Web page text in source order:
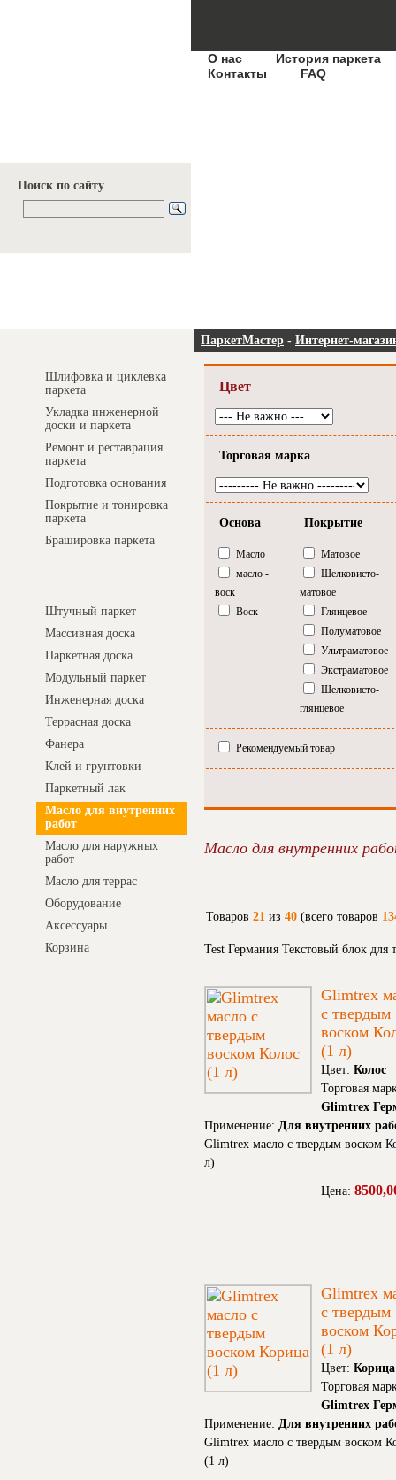
Поиск по сайту
О нас
История паркета
Контакты
FAQ
Шлифовка и циклевка
паркета
Укладка инженерной
доски и паркета
Ремонт и реставрация
паркета
Подготовка основания
Покрытие и тонировка
паркета
Брашировка паркета
Штучный паркет
Массивная доска
Паркетная доска
Модульный паркет
Инженерная доска
Террасная доска
Фанера
Клей и грунтовки
Паркетный лак
Масло для внутренних
работ
Масло для наружных
работ
Масло для террас
Оборудование
Аксессуары
Корзина
ПаркетМастер - Интернет-
Цвет
Торговая марка
Основа
Масло
масло -
воск
Воск
Покрытие
Матовое
Шелковисто-
матовое
Глянцевое
Полуматовое
Ультраматовое
Экстраматовое
Шелковисто-
глянцевое
Рекомендуемый товар
Масло для внутренних
Товаров 21 из 40 (всего товаров
Test Германия Текстовый блок для
Glimtrex
с твердым
воском
(1 л)
Цвет: Колос
Торговая
Glimtrex
Применение: Для внутренних
Glimtrex масло с твердым воском
л)
Цена:
Glimtrex
с твердым
воском
(1 л)
Цвет: Корица
Торговая
Glimtrex
Применение: Для внутренних
Glimtrex масло с твердым воском
(1 л)